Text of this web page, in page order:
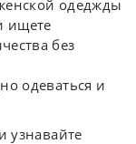
одеджды
ищете
без
одеваться и
узнавайте